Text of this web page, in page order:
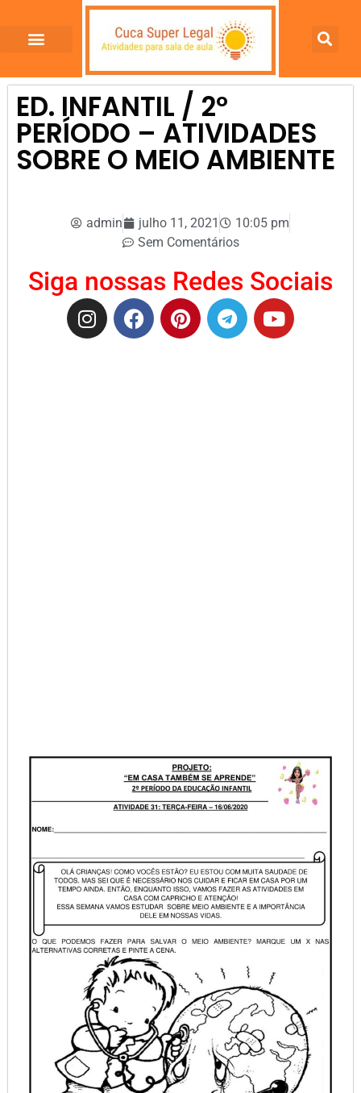
ED. INFANTIL / 2º
PERÍODO – ATIVIDADES
SOBRE O MEIO AMBIENTE
admin julho 11, 2021
10:05 pm
Sem Comentários
Siga nossas Redes Sociais